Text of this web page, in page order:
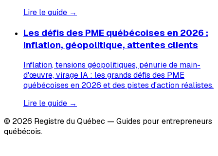
Lire le guide →
Les défis des PME québécoises en 2026 :
inflation, géopolitique, attentes clients
Inflation, tensions géopolitiques, pénurie de main-
d'œuvre, virage IA : les grands défis des PME
québécoises en 2026 et des pistes d'action réalistes.
Lire le guide →
© 2026 Registre du Québec — Guides pour entrepreneurs
québécois.